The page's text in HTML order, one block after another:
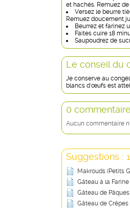
et hachés. Remuez
Versez le beurre
Remuez doucement
Beurrez et farinez
Faites cuire 18
Saupoudrez de
Le conseil du
Je conserve au
blancs d'œufs est
0 commentaire
Aucun commentaire
Suggestions :
Makrouds (Petits
Gâteau à la
Gâteau de
Gâteau de